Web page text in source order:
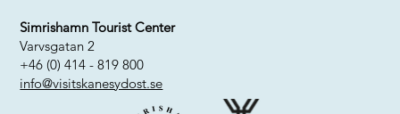
Simrishamn Tourist Center
Varvsgatan 2
+46 (0) 414 - 819 800
info@visitskanesydost.se